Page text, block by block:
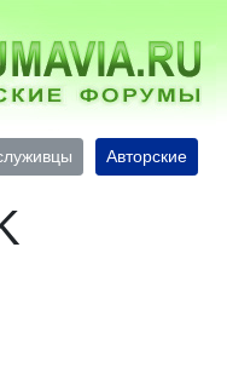
Авторские